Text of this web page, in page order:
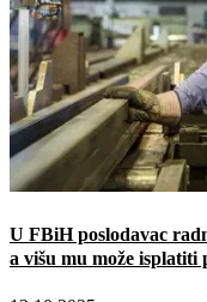
U FBiH poslodavac
a višu mu može isplatiti